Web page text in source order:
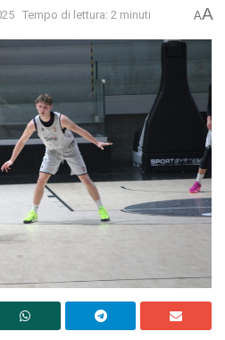
Tempo di lettura: 2 minuti AA